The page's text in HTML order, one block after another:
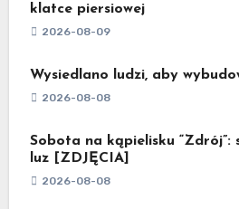
klatce piersiowej
2026-08-09
Wysiedlano ludzi, aby
2026-08-08
Sobota na kąpielisku “Zdrój”:
luz [ZDJĘCIA]
2026-08-08